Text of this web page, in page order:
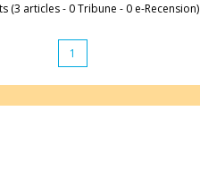
(3 articles - 0 Tribune - 0 e-Recension)
1